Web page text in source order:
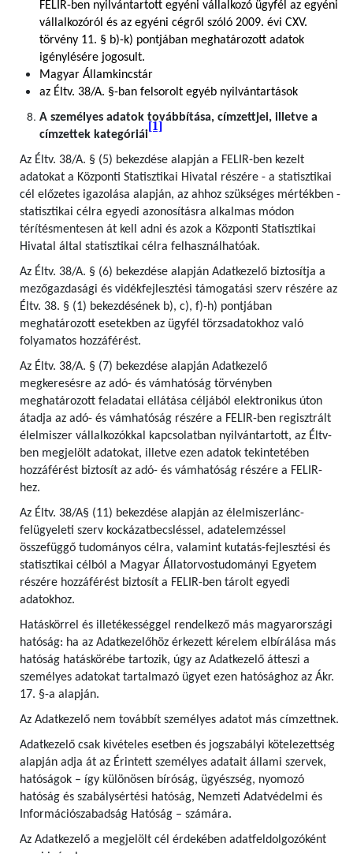
FELIR-ben nyilvántartott egyéni vállalkozó ügyfél az egyéni
vállalkozóról és az egyéni cégről szóló 2009. évi CXV.
törvény 11. § b)-k) pontjában meghatározott adatok
igénylésére jogosult.
Magyar Államkincstár
az Éltv. 38/A. §-ban felsorolt egyéb nyilvántartások
A személyes adatok továbbítása, címzettjei, illetve a
címzettek kategóriái
[1]
Az Éltv. 38/A. § (5) bekezdése alapján a FELIR-ben kezelt
adatokat a Központi Statisztikai Hivatal részére - a statisztikai
cél előzetes igazolása alapján, az ahhoz szükséges mértékben -
statisztikai célra egyedi azonosításra alkalmas módon
térítésmentesen át kell adni és azok a Központi Statisztikai
Hivatal által statisztikai célra felhasználhatóak.
Az Éltv. 38/A. § (6) bekezdése alapján Adatkezelő biztosítja a
mezőgazdasági és vidékfejlesztési támogatási szerv részére az
Éltv. 38. § (1) bekezdésének b), c), f)-h) pontjában
meghatározott esetekben az ügyfél törzsadatokhoz való
folyamatos hozzáférést.
Az Éltv. 38/A. § (7) bekezdése alapján Adatkezelő
megkeresésre az adó- és vámhatóság törvényben
meghatározott feladatai ellátása céljából elektronikus úton
átadja az adó- és vámhatóság részére a FELIR-ben regisztrált
élelmiszer vállalkozókkal kapcsolatban nyilvántartott, az Éltv-
ben megjelölt adatokat, illetve ezen adatok tekintetében
hozzáférést biztosít az adó- és vámhatóság részére a FELIR-
hez.
Az Éltv. 38/A§ (11) bekezdése alapján az élelmiszerlánc-
felügyeleti szerv kockázatbecsléssel, adatelemzéssel
összefüggő tudományos célra, valamint kutatás-fejlesztési és
statisztikai célból a Magyar Állatorvostudományi Egyetem
részére hozzáférést biztosít a FELIR-ben tárolt egyedi
adatokhoz.
Hatáskörrel és illetékességgel rendelkező más magyarországi
hatóság: ha az Adatkezelőhöz érkezett kérelem elbírálása más
hatóság hatáskörébe tartozik, úgy az Adatkezelő átteszi a
személyes adatokat tartalmazó ügyet ezen hatósághoz az Ákr.
17. §-a alapján.
Az Adatkezelő nem továbbít személyes adatot más címzettnek.
Adatkezelő csak kivételes esetben és jogszabályi kötelezettség
alapján adja át az Érintett személyes adatait állami szervek,
hatóságok – így különösen bíróság, ügyészség, nyomozó
hatóság és szabálysértési hatóság, Nemzeti Adatvédelmi és
Információszabadság Hatóság – számára.
Az Adatkezelő a megjelölt cél érdekében adatfeldolgozóként